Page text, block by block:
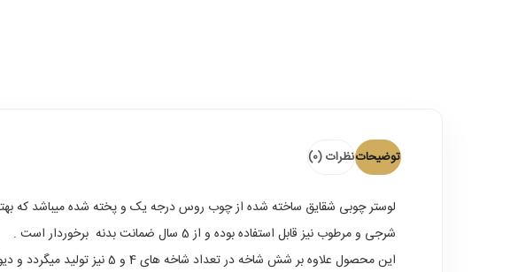
توضیحاتنظرات (0)
لوستر چوبی شقایق ساخته شده از چوب روس درجه یک و پخته شده میباشد که
شرجی و مرطوب نیز قابل استفاده بوده و از 5 سال ضمانت بدنه برخوردار است .
این محصول علاوه بر شش شاخه در تعداد شاخه های 4 و 5 نیز تولید میگردد و دیواری تکی ست هم دارد که در کنار لوستر برای زیبایی و روشنایی بیشتر محیط از آن میتوان استفاده کرد .